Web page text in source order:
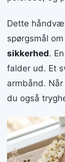
Dette
spørgsmål
sikkerhed.
falder ud. Et
armbånd.
du også